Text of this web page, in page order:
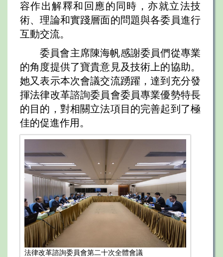
容作出解釋和回應的同時，亦就立法技
術、理論和實踐層面的問題與各委員進行
互動交流。
委員會主席陳海帆感謝委員們從專業
的角度提供了寶貴意見及技術上的協助。
她又表示本次會議交流踴躍，達到充分發
揮法律改革諮詢委員會委員專業優勢特長
的目的，對相關立法項目的完善起到了極
佳的促進作用。
法律改革諮詢委員會第二十次全體會議